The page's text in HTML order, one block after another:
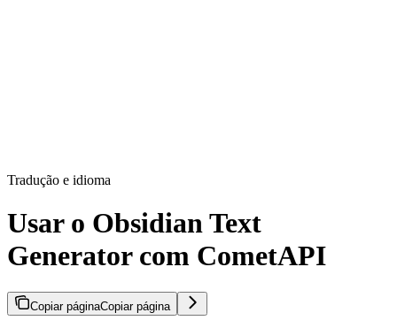
Tradução e idioma
Usar o Obsidian Text
Generator com CometAPI
Copiar páginaCopiar página